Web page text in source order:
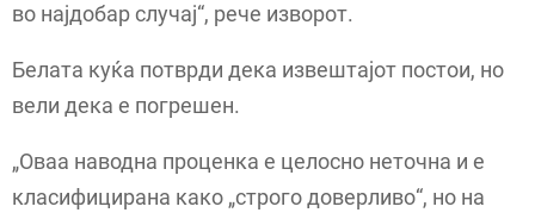
во најдобар случај“, рече изворот.
Белата куќа потврди дека извештајот постои, но
вели дека е погрешен.
„Оваа наводна проценка е целосно неточна и е
класифицирана како „строго доверливо“, но на